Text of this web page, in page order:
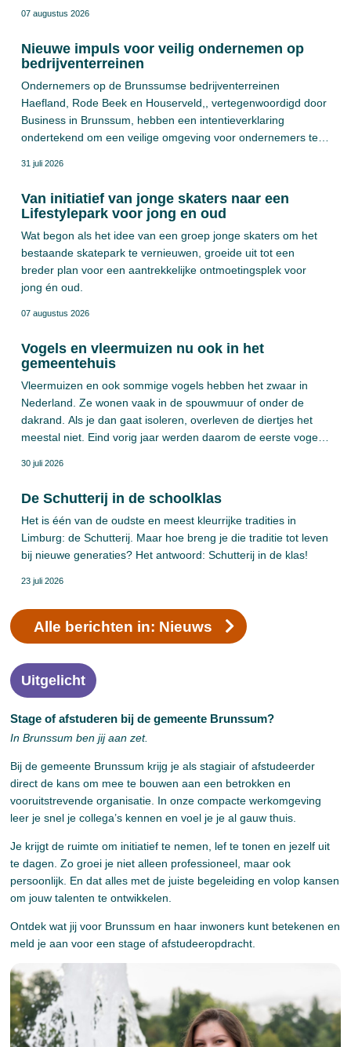
07 augustus 2026
Nieuwe impuls voor veilig ondernemen op
bedrijventerreinen
Ondernemers op de Brunssumse bedrijventerreinen
Haefland, Rode Beek en Houserveld,, vertegenwoordigd door
Business in Brunssum, hebben een intentieverklaring
ondertekend om een veilige omgeving voor ondernemers te
voor het keurmerk Veilig Ondernemen Bedrijventerreinen
politie, brandweer, Parkmanagement BV, en de gemeente
Brunssum betrokken.
31 juli 2026
Van initiatief van jonge skaters naar een
Lifestylepark voor jong en oud
Wat begon als het idee van een groep jonge skaters om het
bestaande skatepark te vernieuwen, groeide uit tot een
breder plan voor een aantrekkelijke ontmoetingsplek voor
jong én oud.
07 augustus 2026
Vogels en vleermuizen nu ook in het
gemeentehuis
Vleermuizen en ook sommige vogels hebben het zwaar in
Nederland. Ze wonen vaak in de spouwmuur of onder de
dakrand. Als je dan gaat isoleren, overleven de diertjes het
meestal niet. Eind vorig jaar werden daarom de eerste vogel-
Natuurvriendelijk isoleren, noemen we dat. Onlangs volgden
30 juli 2026
De Schutterij in de schoolklas
Het is één van de oudste en meest kleurrijke tradities in
Limburg: de Schutterij. Maar hoe breng je die traditie tot leven
bij nieuwe generaties? Het antwoord: Schutterij in de klas!
23 juli 2026
Alle berichten in: Nieuws
Uitgelicht
Stage of afstuderen bij de gemeente Brunssum?
In Brunssum ben jij aan zet.
Bij de gemeente Brunssum krijg je als stagiair of afstudeerder
direct de kans om mee te bouwen aan een betrokken en
vooruitstrevende organisatie. In onze compacte werkomgeving
leer je snel je collega’s kennen en voel je je al gauw thuis.
Je krijgt de ruimte om initiatief te nemen, lef te tonen en jezelf uit
te dagen. Zo groei je niet alleen professioneel, maar ook
persoonlijk. En dat alles met de juiste begeleiding en volop kansen
om jouw talenten te ontwikkelen.
Ontdek wat jij voor Brunssum en haar inwoners kunt betekenen en
meld je aan voor een stage of afstudeeropdracht.